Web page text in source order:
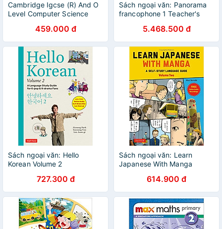
Cambridge Igcse (R) And O
Level Computer Science
459.000 đ
Sách ngoại văn: Panorama
francophone 1 Teacher's
Elevate: French ab Initio for
the IB Diploma (French
Edition)
5.468.500 đ
Sách ngoại văn: Hello
Korean Volume 2
727.300 đ
Sách ngoại văn: Learn
Japanese With Manga
614.900 đ